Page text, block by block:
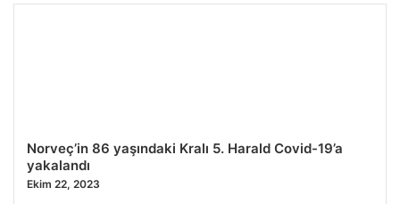
Norveç’in 86 yaşındaki Kralı 5. Harald Covid-19’a
yakalandı
Ekim 22, 2023